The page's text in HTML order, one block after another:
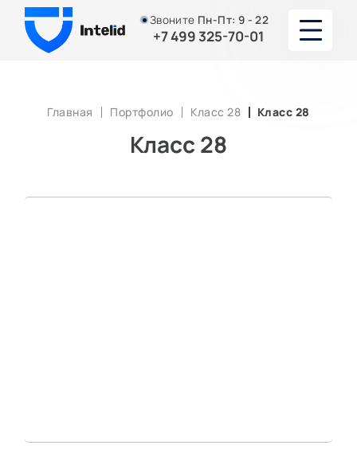
Звоните Пн-Пт: 9 - 22
+7 499 325-70-01
Главная Портфолио Класс 28 Класс 28
Класс 28